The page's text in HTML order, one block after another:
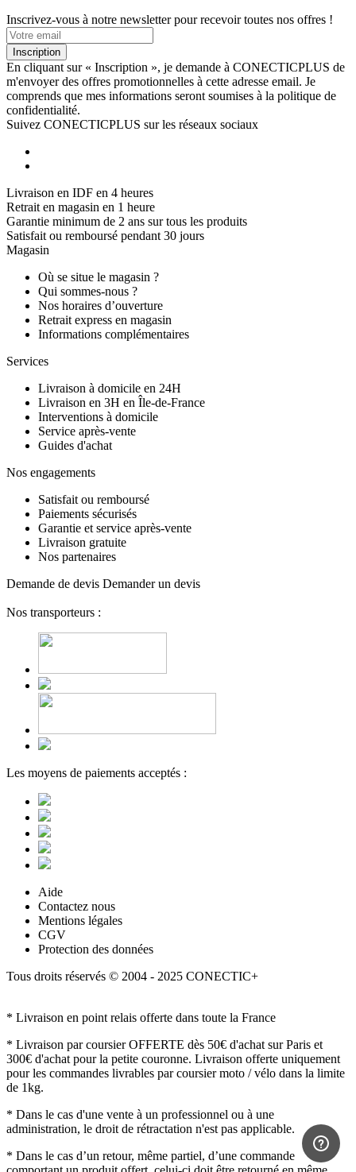
Inscrivez-vous à notre newsletter pour recevoir toutes nos offres !
Inscription
En cliquant sur « Inscription », je demande à CONECTICPLUS de
m'envoyer des offres promotionnelles à cette adresse email. Je
comprends que mes informations seront soumises à la politique de
confidentialité.
Suivez CONECTICPLUS sur les réseaux sociaux
Livraison en IDF en 4 heures
Retrait en magasin en 1 heure
Garantie minimum de 2 ans sur tous les produits
Satisfait ou remboursé pendant 30 jours
Magasin
Où se situe le magasin ?
Qui sommes-nous ?
Nos horaires d’ouverture
Retrait express en magasin
Informations complémentaires
Services
Livraison à domicile en 24H
Livraison en 3H en Île-de-France
Interventions à domicile
Service après-vente
Guides d'achat
Nos engagements
Satisfait ou remboursé
Paiements sécurisés
Garantie et service après-vente
Livraison gratuite
Nos partenaires
Demande de devis Demander un devis
Nos transporteurs :
Les moyens de paiements acceptés :
Aide
Contactez nous
Mentions légales
CGV
Protection des données
Tous droits réservés © 2004 - 2025 CONECTIC+
* Livraison en point relais offerte dans toute la France
* Livraison par coursier OFFERTE dès 50€ d'achat sur Paris et
300€ d'achat pour la petite couronne. Livraison offerte uniquement
pour les commandes livrables par coursier moto / vélo dans la limite
de 1kg.
* Dans le cas d'une vente à un professionnel ou à une
administration, le droit de rétractation n'est pas applicable.
* Dans le cas d’un retour, même partiel, d’une commande